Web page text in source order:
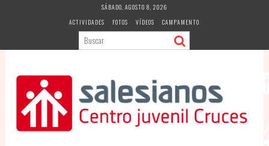
SÁBADO, AGOSTO 8, 2026
ACTIVIDADES
FOTOS VÍDEOS CAMPAMENTO